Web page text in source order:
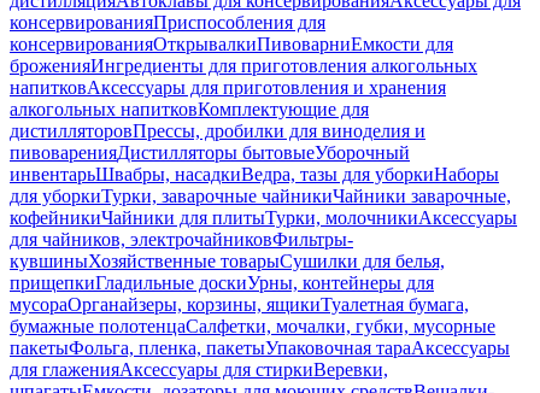
консервированияПриспособления для
консервированияОткрывалкиПивоварниЕмкости для
броженияИнгредиенты для приготовления алкогольных
напитковАксессуары для приготовления и хранения
алкогольных напитковКомплектующие для
дистилляторовПрессы, дробилки для виноделия и
пивоваренияДистилляторы бытовыеУборочный
инвентарьШвабры, насадкиВедра, тазы для уборкиНаборы
для уборкиТурки, заварочные чайникиЧайники заварочные,
кофейникиЧайники для плитыТурки, молочникиАксессуары
для чайников, электрочайниковФильтры-
кувшиныХозяйственные товарыСушилки для белья,
прищепкиГладильные доскиУрны, контейнеры для
мусораОрганайзеры, корзины, ящикиТуалетная бумага,
бумажные полотенцаСалфетки, мочалки, губки, мусорные
пакетыФольга, пленка, пакетыУпаковочная тараАксессуары
для глаженияАксессуары для стиркиВеревки,